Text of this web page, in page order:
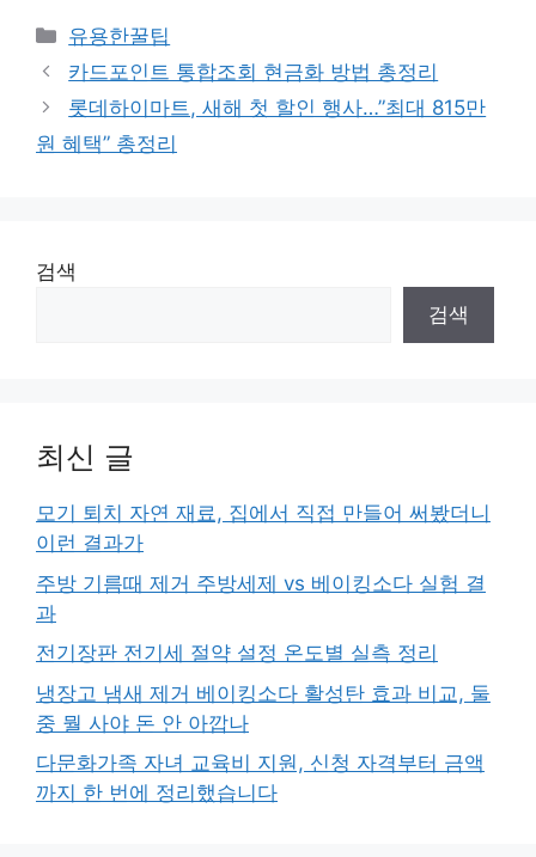
카
테
리
유용한꿀팁
카드포인트 통합조회 현금화 방법 총정리
롯데하이마트, 새해 첫 할인 행사…”최대 815만
원 혜택” 총정리
검색
검색
최신 글
모기 퇴치 자연 재료, 집에서 직접 만들어 써봤더니
이런 결과가
주방 기름때 제거 주방세제 vs 베이킹소다 실험 결
과
전기장판 전기세 절약 설정 온도별 실측 정리
냉장고 냄새 제거 베이킹소다 활성탄 효과 비교, 둘
중 뭘 사야 돈 안 아깝나
다문화가족 자녀 교육비 지원, 신청 자격부터 금액
까지 한 번에 정리했습니다